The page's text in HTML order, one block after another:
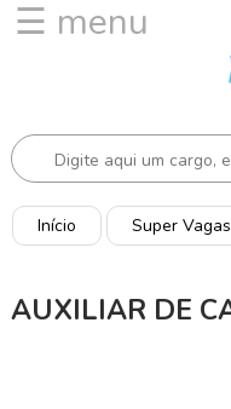
☰ menu
í
c
i
o
a
g
Início Super Vagas
AUXILIAR DE